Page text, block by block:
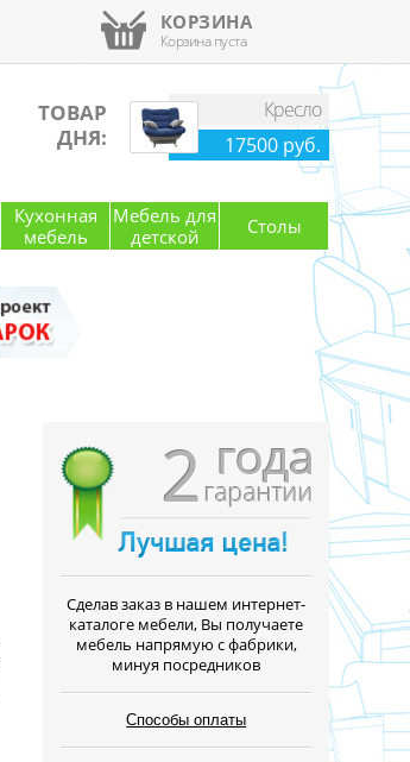
КОРЗИНА
Корзина пуста
ТОВАР
ДНЯ:
Кресло
17500 руб.
Кухонная
мебель
Мебель для
детской
Столы
2 года
гарантии
Cделав заказ в нашем интернет-
каталоге мебели, Вы получаете
мебель напрямую с фабрики,
минуя посредников
Способы оплаты